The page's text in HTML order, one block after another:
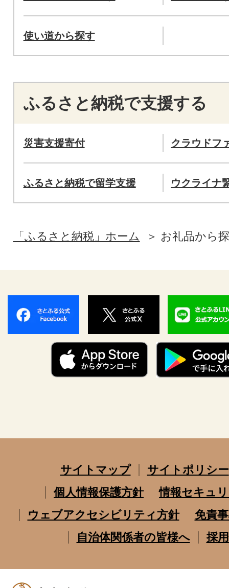
使い道から探す
ふるさと納税で支援する
災害支援寄付 クラウドフ
ふるさと納税で留学支援 ウクライナ
「ふるさと納税」ホーム お礼品から
サイトマップ
サイトポリシー
個人情報保護方針
情報セキュ
ウェブアクセシビリティ方針
免責
自治体関係者の皆様へ
採